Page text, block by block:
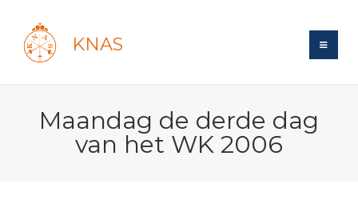
KNAS
Login
Bond
Schermen
Maandag de derde dag
van het WK 2006